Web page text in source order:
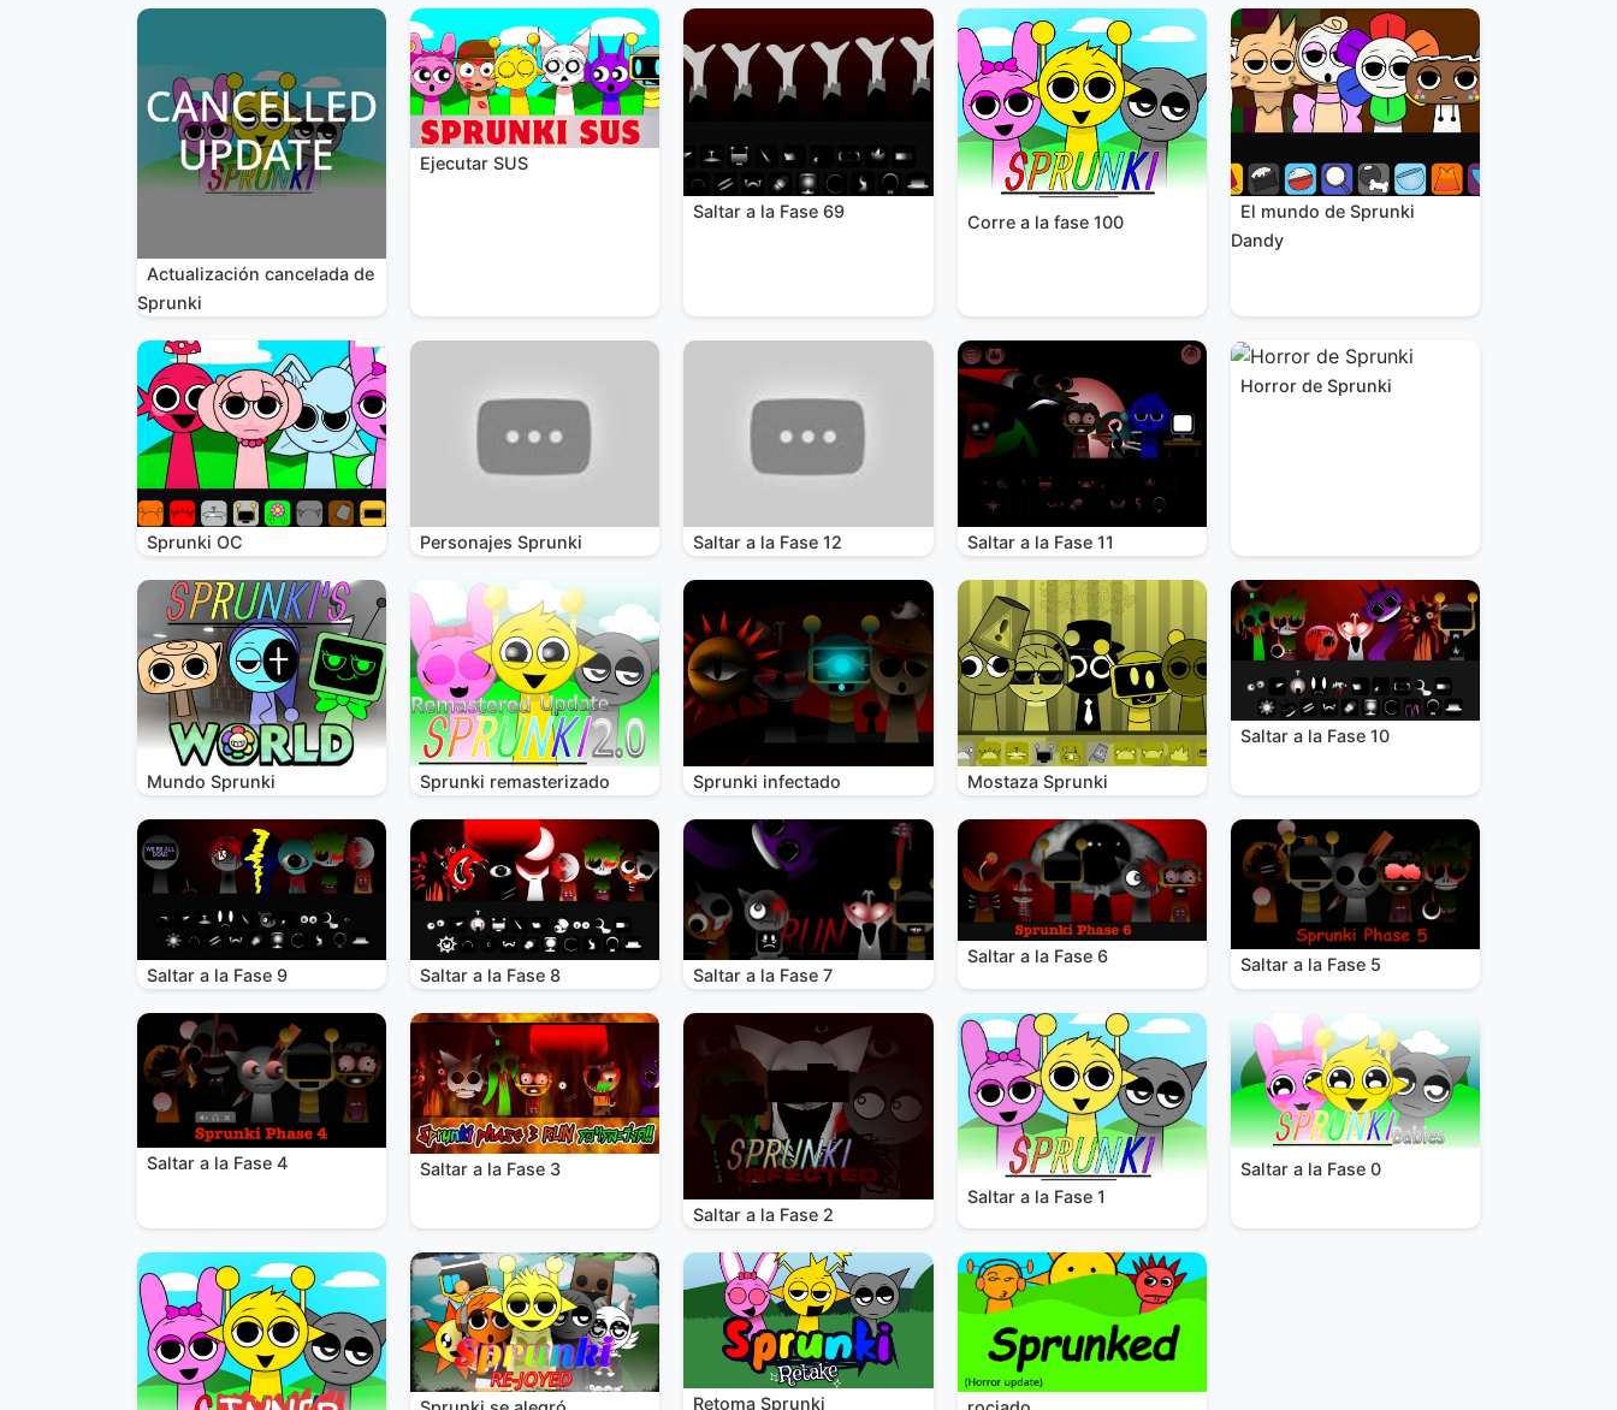
Actualización cancelada de
Sprunki
Ejecutar SUS
Saltar a la Fase 69
Corre a la fase 100
El mundo de Sprunki
Dandy
Sprunki OC Personajes Sprunki Saltar a la Fase 12 Saltar a la Fase 11
Horror de Sprunki
Mundo Sprunki Sprunki remasterizado Sprunki infectado Mostaza Sprunki
Saltar a la Fase 10
Saltar a la Fase 9 Saltar a la Fase 8 Saltar a la Fase 7
Saltar a la Fase 6 Saltar a la Fase 5
Saltar a la Fase 4 Saltar a la Fase 3
Saltar a la Fase 2
Saltar a la Fase 1
Saltar a la Fase 0
Retoma Sprunki